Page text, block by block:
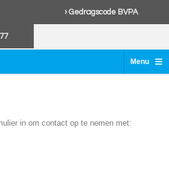
› Gedragscode BVPA
Menu ≡
in om contact op te nemen met: